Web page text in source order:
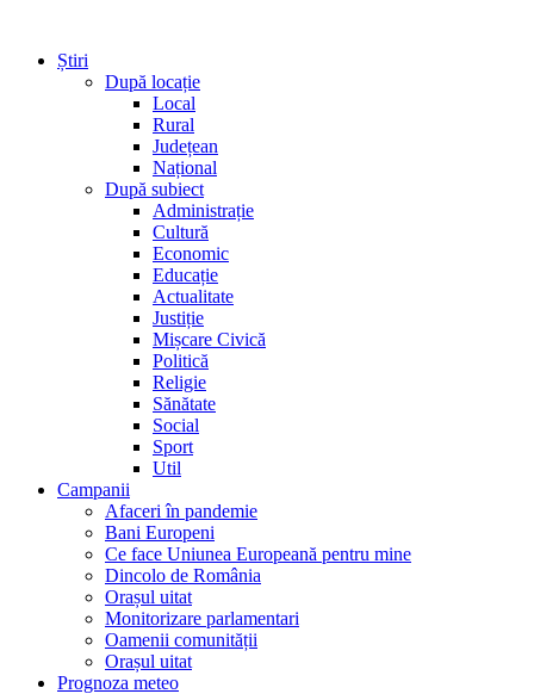
Știri
După locație
Local
Rural
Județean
Național
După subiect
Administrație
Cultură
Economic
Educație
Actualitate
Justiție
Mișcare Civică
Politică
Religie
Sănătate
Social
Sport
Util
Campanii
Afaceri în pandemie
Bani Europeni
Ce face Uniunea Europeană pentru mine
Dincolo de România
Orașul uitat
Monitorizare parlamentari
Oamenii comunității
Orașul uitat
Prognoza meteo